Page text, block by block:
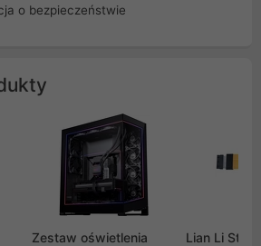
o bezpieczeństwie
Zestaw oświetlenia
Lian Li